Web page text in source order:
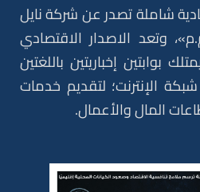
شاملة تصدر عن شركة نايل
وتعد الاصدار الاقتصادي
بوابتين إخباريتين باللغتين
شبكة الإنترنت؛ لتقديم خدمات
المال والأعمال.